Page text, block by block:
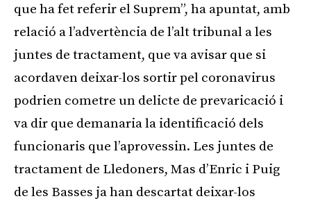
que ha fet referir el Suprem”, ha apuntat, amb
relació a l’advertència de l’alt tribunal a les
juntes de tractament, que va avisar que si
acordaven deixar-los sortir pel coronavirus
podrien cometre un delicte de prevaricació i
va dir que demanaria la identificació dels
funcionaris que l’aprovessin. Les juntes de
tractament de Lledoners, Mas d’Enric i Puig
de les Basses ja han descartat deixar-los